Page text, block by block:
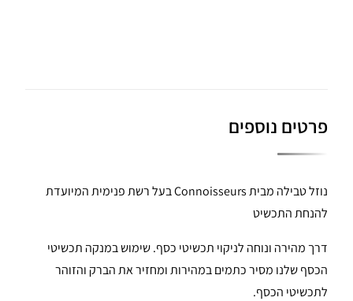
פרטים נוספים
נוזל טבילה מבית Connoisseurs בעל רשת פנימית המיועדת
להנחת התכשיט
דרך מהירה ונוחה לניקוי תכשיטי כסף. שימוש במנקה תכשיטי
הכסף שלנו מסיר כתמים במהירות ומחזיר את הברק והזוהר
לתכשיטי הכסף.